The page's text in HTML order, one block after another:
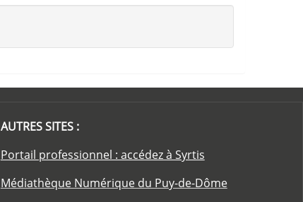
AUTRES SITES :
Portail professionnel : accédez à Syrtis
Médiathèque Numérique du Puy-de-Dôme